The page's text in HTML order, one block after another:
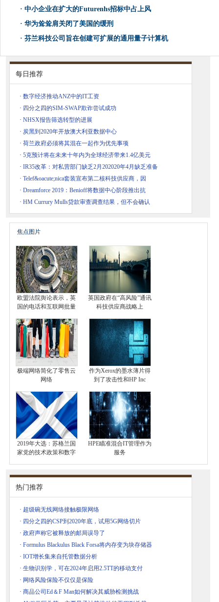
· 中小企业在扩大的Futurenhs招标中占上风
· 华为耸耸肩关闭了美国的缓刑
· 芬兰科技公司旨在创建可扩展的通用量子计算机
每日推荐
· 数字经济推动ANZ中的IT工资
· 四分之四的SIM-SWAP欺诈尝试成功
· NHSX报告筛选转型的进展
· 炭黑到2020年开放澳大利亚数据中心
· 荷兰政府必须将其混在一起作为优先事项
· 5克预计将在未来十年内为全球经济带来1.4亿美元
· IR35改革：对私营部门缺乏2月202020年4月缺乏准备
· Telef&oacute;nica套装宣布第二核科技供应商，因
· Dreamforce 2019：Benioff将数据中心阶段推出抗
· HM Currury Mulls贷款审查调查结果，但不会确认
焦点图片
欧盟法院舆论表示，英
国的电话和互联网批量
英国政府在“高风险”通讯
科技供应商战略上
极端网络简化了零售云
网络
作为Xerox的墨水薄片得
到了攻击性和HP Inc
2019年大选：苏格兰国
家党的技术政策和数字
HPE瞄准混合IT管理作为
服务
热门推荐
· 超级碗无线网络接触极限网络
· 四分之四的CSP到2020年底，试用5G网络切片
· 政府声称它被释放的邮局误导了
· Formulus Blackulus Black Forsa将内存变为块存储器
· IOT增长集来自托管数据分析
· 生物识别学，可在2024年启用2.5TT的移动支付
· 网络风险保险不仅仅是保险
· 商品公司Ed＆F Man如何解决其威胁检测挑战